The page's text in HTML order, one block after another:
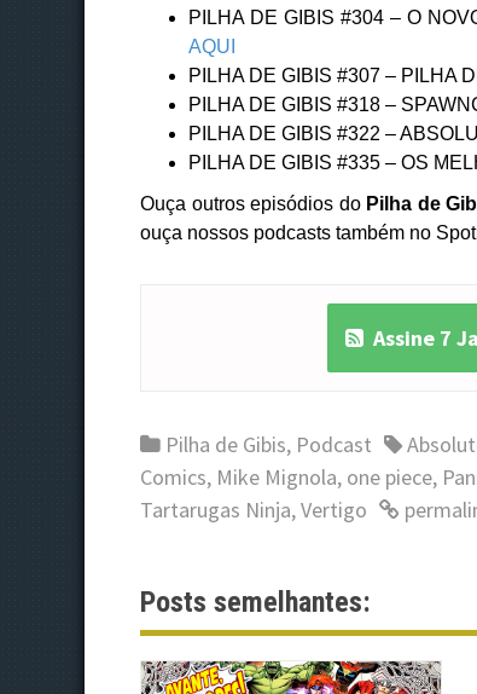
PILHA DE GIBIS #304 – O
AQUI
PILHA DE GIBIS #307 – PILHA
PILHA DE GIBIS #318 –
PILHA DE GIBIS #322 –
PILHA DE GIBIS #335 – OS
Ouça outros episódios do Pilha de
ouça nossos podcasts também no
Assine 7
Pilha de Gibis, Podcast
Comics, Mike Mignola, one piece,
Tartarugas Ninja,Vertigo
Posts semelhantes: